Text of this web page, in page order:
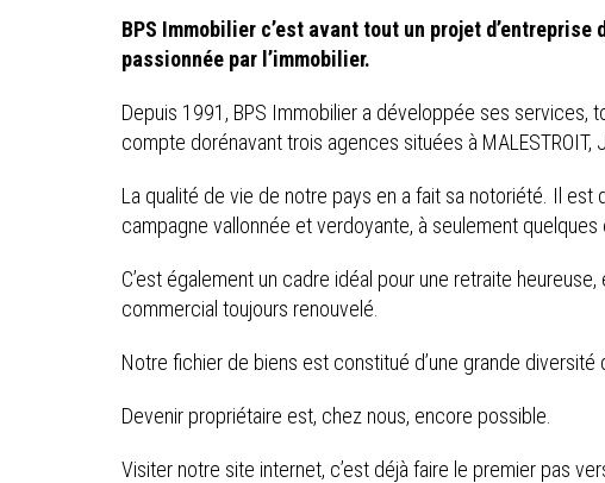
BPS Immobilier c’est avant tout un projet
passionnée par l’immobilier.
Depuis 1991, BPS Immobilier a développée ses services,
compte dorénavant trois agences situées à MALESTROIT,
La qualité de vie de notre pays en a fait sa notoriété. Il
campagne vallonnée et verdoyante, à seulement
C’est également un cadre idéal pour une retraite
commercial toujours renouvelé.
Notre fichier de biens est constitué d’une grande
Devenir propriétaire est, chez nous, encore possible.
Visiter notre site internet, c’est déjà faire le premier pas